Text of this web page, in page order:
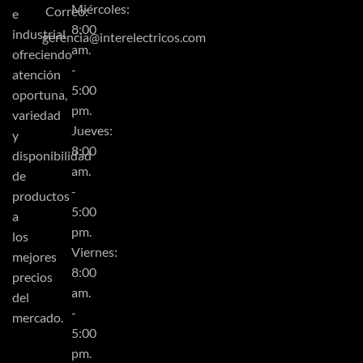
e
industrial
ofreciendo
atención
oportuna,
variedad
y
disponibilidad
de
productos
a
los
mejores
precios
del
mercado.
Correo:
gerencia@interelectricos.com
Miércoles:
8:00
am.
-
5:00
pm.
Jueves:
8:00
am.
-
5:00
pm.
Viernes:
8:00
am.
-
5:00
pm.